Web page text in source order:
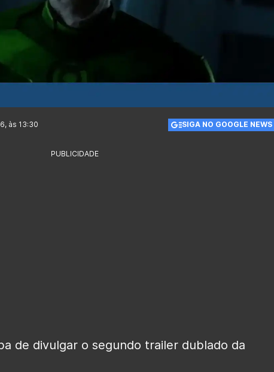
às 13:30 SIGA NO GOOGLE NEWS
PUBLICIDADE
de divulgar o segundo trailer dublado da